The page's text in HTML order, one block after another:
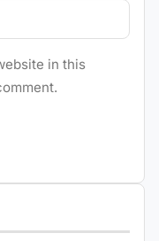
in this